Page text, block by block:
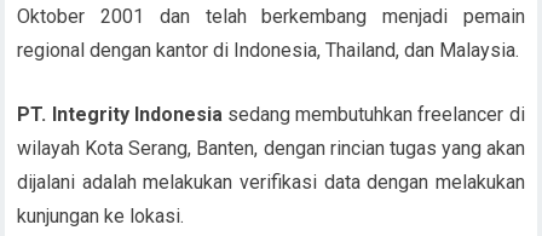
Oktober 2001 dan telah berkembang menjadi pemain
regional dengan kantor di Indonesia, Thailand, dan Malaysia.
PT. Integrity Indonesia sedang membutuhkan freelancer di
wilayah Kota Serang, Banten, dengan rincian tugas yang akan
dijalani adalah melakukan verifikasi data dengan melakukan
kunjungan ke lokasi.